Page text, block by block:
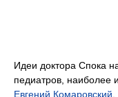
Идеи доктора Спока
педиатров, наиболее
Евгений Комаровский